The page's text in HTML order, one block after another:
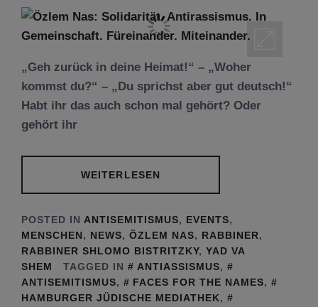
„Geh zurück in deine Heimat!“ – „Woher
kommst du?“ – „Du sprichst aber gut deutsch!“
Habt ihr das auch schon mal gehört? Oder
gehört ihr
WEITERLESEN
POSTED IN ANTISEMITISMUS, EVENTS,
MENSCHEN, NEWS, ÖZLEM NAS, RABBINER,
RABBINER SHLOMO BISTRITZKY, YAD VA
SHEM
TAGGED IN ANTIASSISMUS,
ANTISEMITISMUS, FACES FOR THE NAMES,
HAMBURGER JÜDISCHE MEDIATHEK,